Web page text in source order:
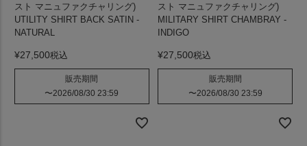
スト マニュファクチャリング)
UTILITY SHIRT BACK SATIN -
NATURAL
¥27,500税込
販売期間
〜2026/08/30 23:59
スト マニュファクチャリング)
MILITARY SHIRT CHAMBRAY -
INDIGO
¥27,500税込
販売期間
〜2026/08/30 23:59